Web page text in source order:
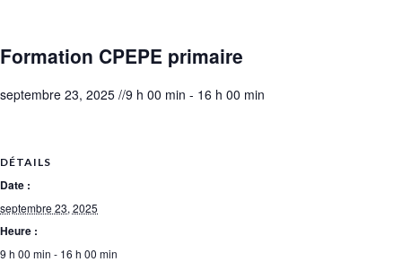
Formation CPEPE primaire
septembre 23, 2025 //9 h 00 min - 16 h 00 min
DÉTAILS
Date :
septembre 23, 2025
Heure :
9 h 00 min - 16 h 00 min